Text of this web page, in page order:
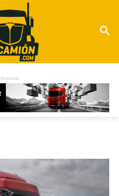
Anuncio